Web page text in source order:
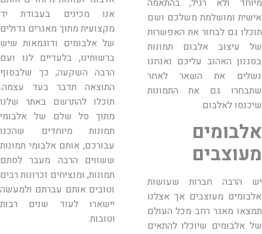
אישית ומושלמת משלכם ושם
תוכלו גם לבחור את האפשרות
של עיצוב אלבום תמונות
בסגנון האהוב עליכם ואנחנו
נשלים את השאר לאחר
שתבחרו גם את התמונות
שיכנסו לאלבום.
אלבומים
מעוצבים
יש הרבה חברות שעושות
אלבומים מעוצבים אך אצלנו
תמצאו מאגר רחב מכל העולם
של אלבומים שיוכלו להתאים
אנו מכינים בעבודת יד
מקצועית מתוך מאגרים גדולים
של אלבומים ודוגמאות שיש
ברשותינו, בלעדיים לנו ועם
הרבה השקעה, כך שלבסוף
התוצאה תדבר בעד עצמה.
תוכלו להתרשם באתר שלנו
מתוך סל שלם של אלבומי
תמונות מיוחדים שהכנו
עבורכם, אותם אלבומי תמונות
ששווים הרבה מעבר לסתם
תמונות, ומנציחים זכרונות רבים
וטובים אותם עברתם ולמעשה
יישארו לעוד שנים רבות
וטובות.